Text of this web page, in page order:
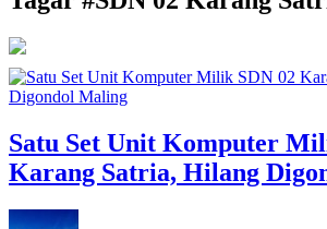
Satu Set Unit Komputer
Karang Satria, Hilang